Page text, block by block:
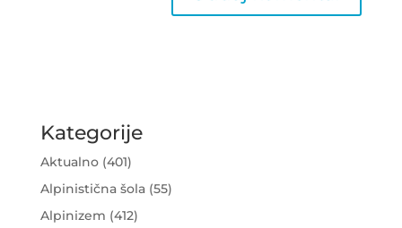
Kategorije
Aktualno(401)
Alpinistična šola(55)
Alpinizem (412)